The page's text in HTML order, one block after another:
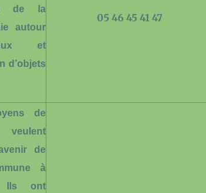
de la
autour
et
d’objets
05 46 45 41 47
de
veulent
de
à
Ils ont